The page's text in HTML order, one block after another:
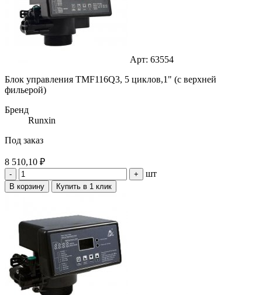
Арт: 63554
Блок управления TMF116Q3, 5 циклов,1" (с верхней
фильерой)
Бренд
Runxin
Под заказ
8 510,10 ₽
- + шт
В корзину Купить в 1 клик